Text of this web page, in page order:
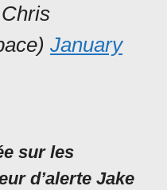
January
sur les
d’alerte Jake